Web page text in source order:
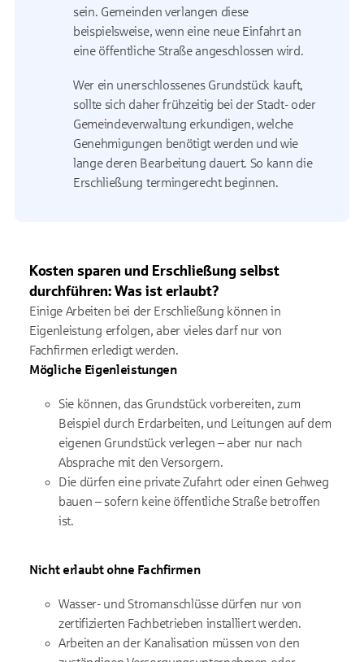
sein. Gemeinden verlangen diese
beispielsweise, wenn eine neue Einfahrt an
eine öffentliche Straße angeschlossen wird.
Wer ein unerschlossenes Grundstück kauft,
sollte sich daher frühzeitig bei der Stadt- oder
Gemeindeverwaltung erkundigen, welche
Genehmigungen benötigt werden und wie
lange deren Bearbeitung dauert. So kann die
Erschließung termingerecht beginnen.
Kosten sparen und Erschließung selbst
durchführen: Was ist erlaubt?
Einige Arbeiten bei der Erschließung können in
Eigenleistung erfolgen, aber vieles darf nur von
Fachfirmen erledigt werden.
Mögliche Eigenleistungen
Sie können, das Grundstück vorbereiten, zum
Beispiel durch Erdarbeiten, und Leitungen auf dem
eigenen Grundstück verlegen – aber nur nach
Absprache mit den Versorgern.
Die dürfen eine private Zufahrt oder einen Gehweg
bauen – sofern keine öffentliche Straße betroffen
ist.
Nicht erlaubt ohne Fachfirmen
Wasser- und Stromanschlüsse dürfen nur von
zertifizierten Fachbetrieben installiert werden.
Arbeiten an der Kanalisation müssen von den